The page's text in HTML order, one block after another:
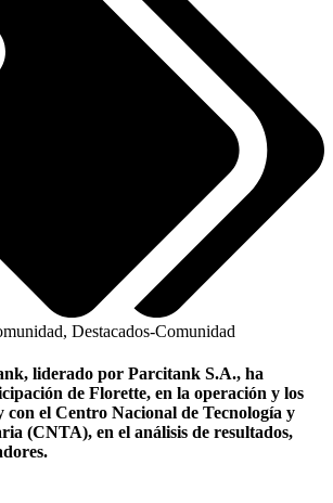
, Destacados-Comunidad
liderado por Parcitank S.A., ha
de Florette, en la operación y los
con el Centro Nacional de Tecnología y
(CNTA), en el análisis de resultados,